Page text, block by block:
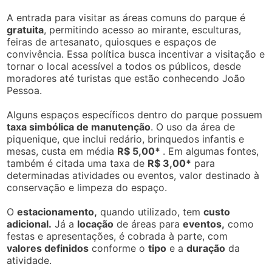
A entrada para visitar as áreas comuns do parque é
gratuita, permitindo acesso ao mirante, esculturas,
feiras de artesanato, quiosques e espaços de
convivência. Essa política busca incentivar a visitação e
tornar o local acessível a todos os públicos, desde
moradores até turistas que estão conhecendo João
Pessoa.
Alguns espaços específicos dentro do parque possuem
taxa simbólica de manutenção. O uso da área de
piquenique, que inclui redário, brinquedos infantis e
mesas, custa em média R$ 5,00* . Em algumas fontes,
também é citada uma taxa de R$ 3,00* para
determinadas atividades ou eventos, valor destinado à
conservação e limpeza do espaço.
Oestacionamento, quando utilizado, temcusto
adicional. Já a locação de áreas paraeventos, como
festas e apresentações, é cobrada à parte, com
valores definidos conforme otipo e aduração da
atividade.